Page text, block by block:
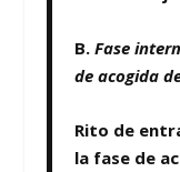
B.Fase
de acogida
Rito de
la fase de